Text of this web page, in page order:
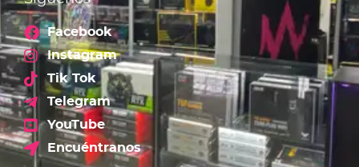
Facebook
Instagram
Tik Tok
Telegram
YouTube
Encuéntranos